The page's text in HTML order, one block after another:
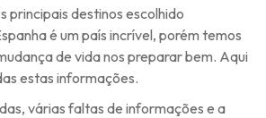
principais destinos escolhido
é um país incrível, porém temos
de vida nos preparar bem. Aqui
estas informações.
várias faltas de informações e a